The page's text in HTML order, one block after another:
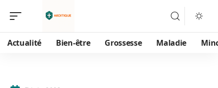
Actualité Bien-être Grossesse Maladie